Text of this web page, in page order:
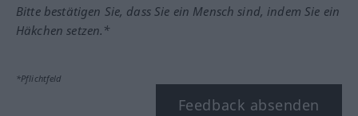
Bitte bestätigen Sie, dass Sie ein Mensch sind, indem Sie ein
Häkchen setzen.*
*Pflichtfeld
Feedback absenden